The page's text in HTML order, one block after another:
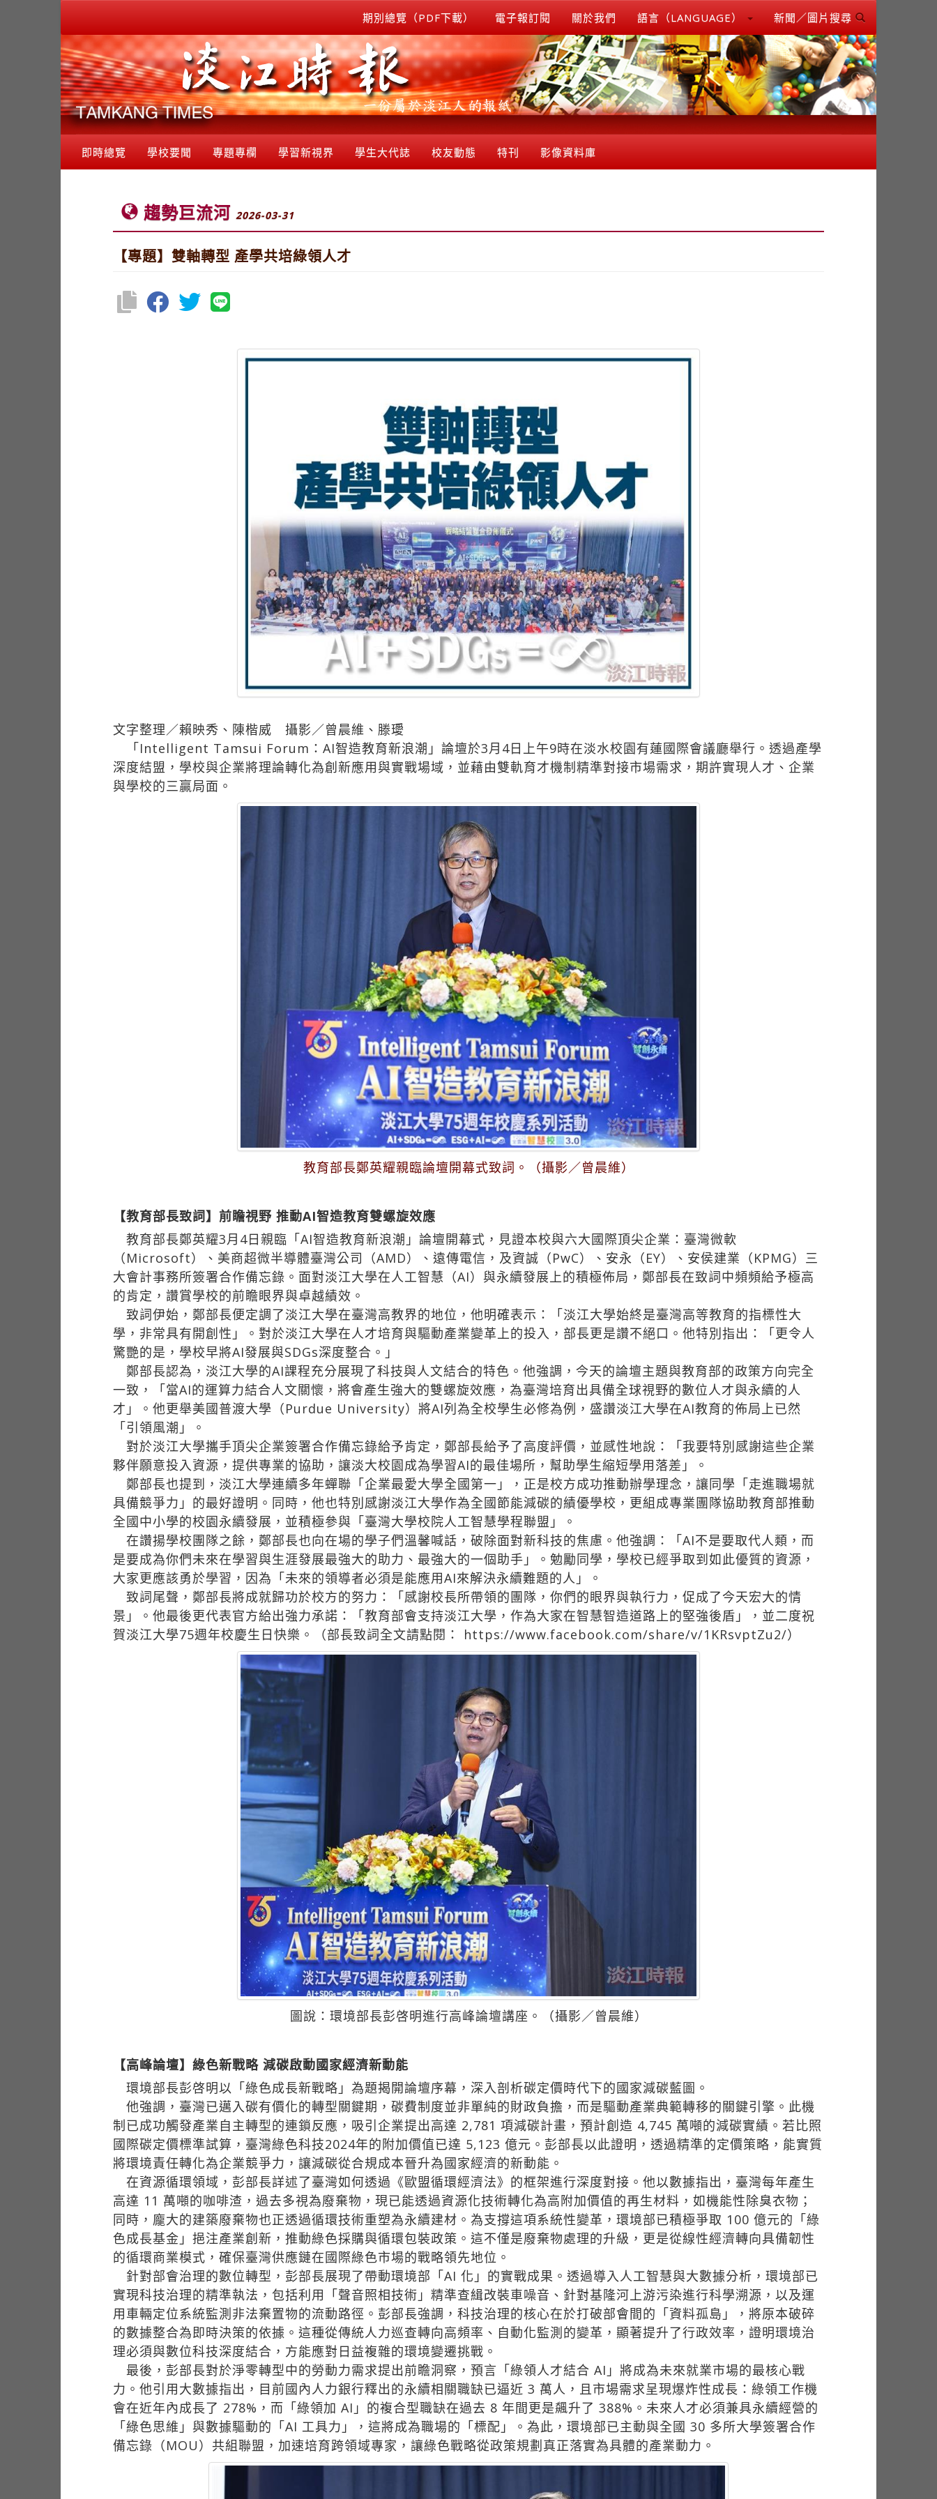
期別總覽（PDF下載） 電子報訂閱 關於我們 語言（LANGUAGE） 新聞／圖片搜尋
即時總覽 學校要聞 專題專欄 學習新視界 學生大代誌 校友動態 特刊 影像資料庫
趨勢巨流河 2026-03-31
【專題】雙軸轉型 產學共培綠領人才
文字整理／賴映秀、陳楷威 攝影／曾晨維、滕璦
「Intelligent Tamsui Forum：AI智造教育新浪潮」論壇於3月4日上午9時在淡水校園有蓮國際會議廳舉行。透過產學
深度結盟，學校與企業將理論轉化為創新應用與實戰場域，並藉由雙軌育才機制精準對接市場需求，期許實現人才、企業
與學校的三贏局面。
教育部長鄭英耀親臨論壇開幕式致詞。（攝影／曾晨維）
【教育部長致詞】前瞻視野 推動AI智造教育雙螺旋效應
教育部長鄭英耀3月4日親臨「AI智造教育新浪潮」論壇開幕式，見證本校與六大國際頂尖企業：臺灣微軟
（Microsoft）、美商超微半導體臺灣公司（AMD）、遠傳電信，及資誠（PwC）、安永（EY）、安侯建業（KPMG）三
大會計事務所簽署合作備忘錄。面對淡江大學在人工智慧（AI）與永續發展上的積極佈局，鄭部長在致詞中頻頻給予極高
的肯定，讚賞學校的前瞻眼界與卓越績效。
致詞伊始，鄭部長便定調了淡江大學在臺灣高教界的地位，他明確表示：「淡江大學始終是臺灣高等教育的指標性大
學，非常具有開創性」。對於淡江大學在人才培育與驅動產業變革上的投入，部長更是讚不絕口。他特別指出：「更令人
驚艷的是，學校早將AI發展與SDGs深度整合。」
鄭部長認為，淡江大學的AI課程充分展現了科技與人文結合的特色。他強調，今天的論壇主題與教育部的政策方向完全
一致，「當AI的運算力結合人文關懷，將會產生強大的雙螺旋效應，為臺灣培育出具備全球視野的數位人才與永續的人
才」。他更舉美國普渡大學（Purdue University）將AI列為全校學生必修為例，盛讚淡江大學在AI教育的佈局上已然
「引領風潮」。
對於淡江大學攜手頂尖企業簽署合作備忘錄給予肯定，鄭部長給予了高度評價，並感性地說：「我要特別感謝這些企業
夥伴願意投入資源，提供專業的協助，讓淡大校園成為學習AI的最佳場所，幫助學生縮短學用落差」。
鄭部長也提到，淡江大學連續多年蟬聯「企業最愛大學全國第一」，正是校方成功推動辦學理念，讓同學「走進職場就
具備競爭力」的最好證明。同時，他也特別感謝淡江大學作為全國節能減碳的績優學校，更組成專業團隊協助教育部推動
全國中小學的校園永續發展，並積極參與「臺灣大學校院人工智慧學程聯盟」。
在讚揚學校團隊之餘，鄭部長也向在場的學子們溫馨喊話，破除面對新科技的焦慮。他強調：「AI不是要取代人類，而
是要成為你們未來在學習與生涯發展最強大的助力、最強大的一個助手」。勉勵同學，學校已經爭取到如此優質的資源，
大家更應該勇於學習，因為「未來的領導者必須是能應用AI來解決永續難題的人」。
致詞尾聲，鄭部長將成就歸功於校方的努力：「感謝校長所帶領的團隊，你們的眼界與執行力，促成了今天宏大的情
景」。他最後更代表官方給出強力承諾：「教育部會支持淡江大學，作為大家在智慧智造道路上的堅強後盾」，並二度祝
賀淡江大學75週年校慶生日快樂。（部長致詞全文請點閱： https://www.facebook.com/share/v/1KRsvptZu2/）
圖說：環境部長彭啓明進行高峰論壇講座。（攝影／曾晨維）
【高峰論壇】綠色新戰略 減碳啟動國家經濟新動能
環境部長彭啓明以「綠色成長新戰略」為題揭開論壇序幕，深入剖析碳定價時代下的國家減碳藍圖。
他強調，臺灣已邁入碳有價化的轉型關鍵期，碳費制度並非單純的財政負擔，而是驅動產業典範轉移的關鍵引擎。此機
制已成功觸發產業自主轉型的連鎖反應，吸引企業提出高達 2,781 項減碳計畫，預計創造 4,745 萬噸的減碳實績。若比照
國際碳定價標準試算，臺灣綠色科技2024年的附加價值已達 5,123 億元。彭部長以此證明，透過精準的定價策略，能實質
將環境責任轉化為企業競爭力，讓減碳從合規成本晉升為國家經濟的新動能。
在資源循環領域，彭部長詳述了臺灣如何透過《歐盟循環經濟法》的框架進行深度對接。他以數據指出，臺灣每年產生
高達 11 萬噸的咖啡渣，過去多視為廢棄物，現已能透過資源化技術轉化為高附加價值的再生材料，如機能性除臭衣物；
同時，龐大的建築廢棄物也正透過循環技術重塑為永續建材。為支撐這項系統性變革，環境部已積極爭取 100 億元的「綠
色成長基金」挹注產業創新，推動綠色採購與循環包裝政策。這不僅是廢棄物處理的升級，更是從線性經濟轉向具備韌性
的循環商業模式，確保臺灣供應鏈在國際綠色市場的戰略領先地位。
針對部會治理的數位轉型，彭部長展現了帶動環境部「AI 化」的實戰成果。透過導入人工智慧與大數據分析，環境部已
實現科技治理的精準執法，包括利用「聲音照相技術」精準查緝改裝車噪音、針對基隆河上游污染進行科學溯源，以及運
用車輛定位系統監測非法棄置物的流動路徑。彭部長強調，科技治理的核心在於打破部會間的「資料孤島」，將原本破碎
的數據整合為即時決策的依據。這種從傳統人力巡查轉向高頻率、自動化監測的變革，顯著提升了行政效率，證明環境治
理必須與數位科技深度結合，方能應對日益複雜的環境變遷挑戰。
最後，彭部長對於淨零轉型中的勞動力需求提出前瞻洞察，預言「綠領人才結合 AI」將成為未來就業市場的最核心戰
力。他引用大數據指出，目前國內人力銀行釋出的永續相關職缺已逼近 3 萬人，且市場需求呈現爆炸性成長：綠領工作機
會在近年內成長了 278%，而「綠領加 AI」的複合型職缺在過去 8 年間更是飆升了 388%。未來人才必須兼具永續經營的
「綠色思維」與數據驅動的「AI 工具力」，這將成為職場的「標配」。為此，環境部已主動與全國 30 多所大學簽署合作
備忘錄（MOU）共組聯盟，加速培育跨領域專家，讓綠色戰略從政策規劃真正落實為具體的產業動力。